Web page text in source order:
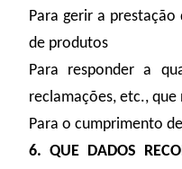
Para gerir a
de produtos
Para responder a
reclamações, etc., que
Para o cumprimento
6. QUE DADOS